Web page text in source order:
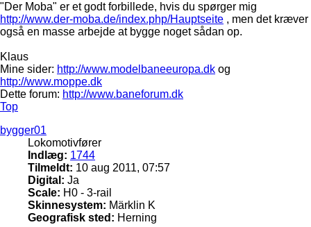
"Der Moba" er et godt forbillede, hvis du spørger mig
http://www.der-moba.de/index.php/Hauptseite , men det kræver
også en masse arbejde at bygge noget sådan op.
Klaus
Mine sider: http://www.modelbaneeuropa.dk og
http://www.moppe.dk
Dette forum: http://www.baneforum.dk
Top
bygger01
Lokomotivfører
Indlæg: 1744
Tilmeldt: 10 aug 2011, 07:57
Digital: Ja
Scale: H0 - 3-rail
Skinnesystem: Märklin K
Geografisk sted: Herning